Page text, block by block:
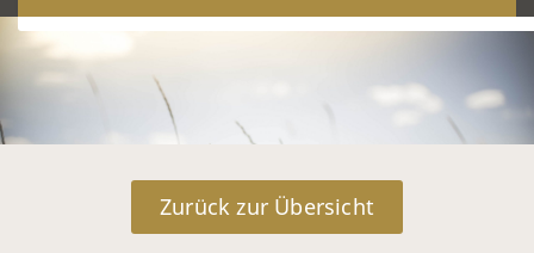
Zurück zur Übersicht